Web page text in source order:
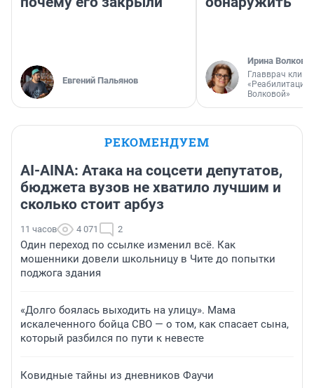
Евгений Пальянов
Ирина Волкова
Главврач
«Реабилитация
Волковой»
РЕКОМЕНДУЕМ
AI-AINA: Атака на соцсети депутатов,
бюджета вузов не хватило лучшим и
сколько стоит арбуз
11 часов 4 071 2
Один переход по ссылке изменил всё. Как
мошенники довели школьницу в Чите до попытки
поджога здания
«Долго боялась выходить на улицу». Мама
искалеченного бойца СВО — о том, как спасает сына,
который разбился по пути к невесте
Ковидные тайны из дневников Фаучи